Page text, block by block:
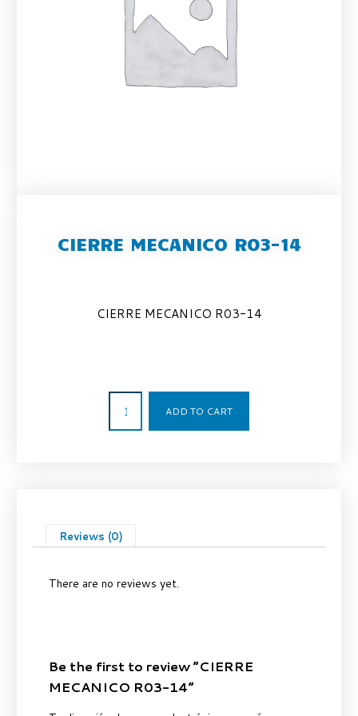
CIERRE MECANICO R03-14
CIERRE MECANICO R03-14
ADD TO CART
Reviews (0)
There are no reviews yet.
Be the first to review “CIERRE
MECANICO R03-14”